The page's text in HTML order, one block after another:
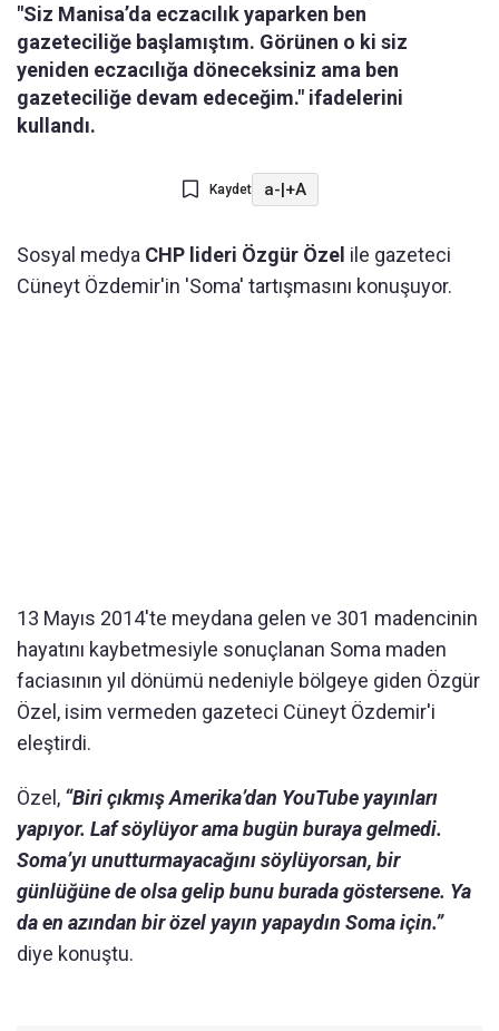
"Siz Manisa’da eczacılık yaparken ben
gazeteciliğe başlamıştım. Görünen o ki siz
yeniden eczacılığa döneceksiniz ama ben
gazeteciliğe devam edeceğim." ifadelerini
kullandı.
Kaydet a-|+A
Sosyal medya CHP lideri Özgür Özel ile gazeteci
Cüneyt Özdemir'in 'Soma' tartışmasını konuşuyor.
13 Mayıs 2014'te meydana gelen ve 301 madencinin
hayatını kaybetmesiyle sonuçlanan Soma maden
faciasının yıl dönümü nedeniyle bölgeye giden Özgür
Özel, isim vermeden gazeteci Cüneyt Özdemir'i
eleştirdi.
Özel, “Biri çıkmış Amerika’dan YouTube yayınları
yapıyor. Laf söylüyor ama bugün buraya gelmedi.
Soma’yı unutturmayacağını söylüyorsan, bir
günlüğüne de olsa gelip bunu burada göstersene. Ya
da en azından bir özel yayın yapaydın Soma için.”
diye konuştu.